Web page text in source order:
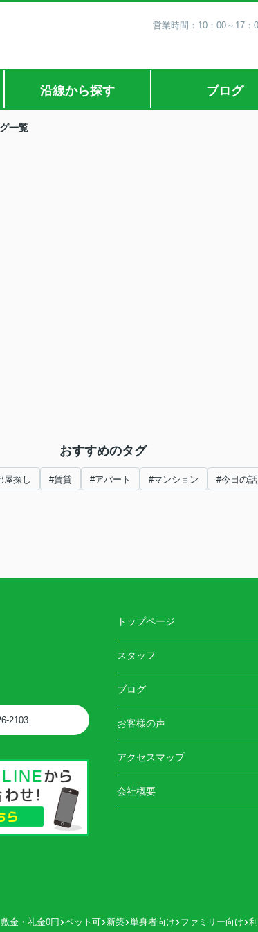
営業時間：10：00～17
沿線から探す ブログ
一覧
おすすめのタグ
屋探し #賃貸 #アパート #マンション #今日の
2103
トップページ
スタッフ
ブログ
お客様の声
アクセスマップ
会社概要
敷金・礼金0円 ペット可 新築 単身者向け ファミリー向け